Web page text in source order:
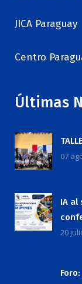
JICA Paraguay
Centro
Últimas
07
IA al
20